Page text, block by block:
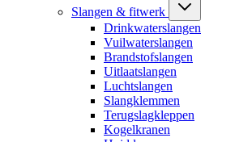
Slangen & fitwerk
Drinkwaterslangen
Vuilwaterslangen
Brandstofslangen
Uitlaatslangen
Luchtslangen
Slangklemmen
Terugslagkleppen
Kogelkranen